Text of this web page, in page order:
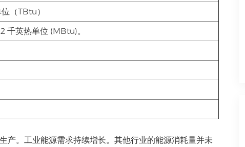
（TBtu）
千英热单位 (MBtu)。
产。工业能源需求持续增长。其他行业的能源消耗量并未